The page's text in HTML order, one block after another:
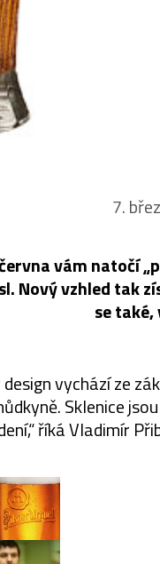
7.
vám natočí
Nový vzhled tak
se
vychází ze
Sklenice
říká Vladimír